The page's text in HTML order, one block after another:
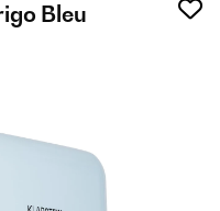
Bleu